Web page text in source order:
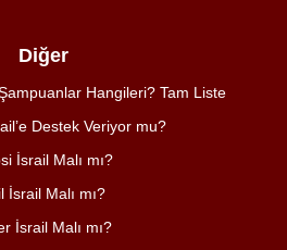
Diğer
Hangileri? Tam Liste
Destek Veriyor mu?
İsrail Malı mı?
İsrail Malı mı?
İsrail Malı mı?